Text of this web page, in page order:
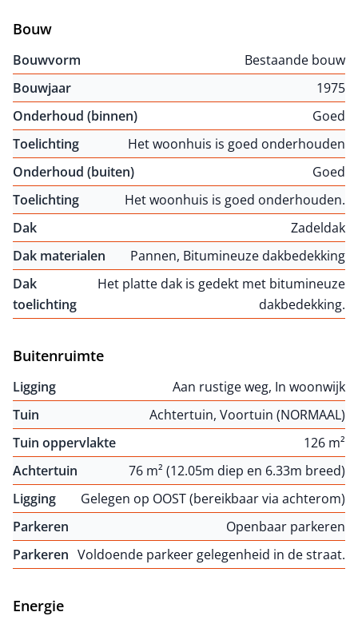
Bouw
Bouwvorm
Bestaande bouw
Bouwjaar
1975
Onderhoud (binnen)
Goed
Toelichting
Het woonhuis is goed onderhouden
Onderhoud (buiten)
Goed
Toelichting
Het woonhuis is goed onderhouden.
Dak
Zadeldak
Dak materialen
Pannen, Bitumineuze dakbedekking
Dak
toelichting
Het platte dak is gedekt met bitumineuze
dakbedekking.
Buitenruimte
Ligging
Aan rustige weg, In woonwijk
Tuin
Achtertuin, Voortuin (NORMAAL)
Tuin oppervlakte
126 m²
Achtertuin
76 m² (12.05m diep en 6.33m breed)
Ligging
Gelegen op OOST (bereikbaar via achterom)
Parkeren
Openbaar parkeren
Parkeren Voldoende parkeer gelegenheid in de straat.
Energie